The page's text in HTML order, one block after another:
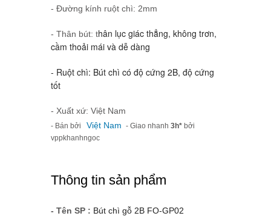
- Đường kính ruột chì: 2mm
- Thân bút: thân lục giác thẳng, không trơn,
cầm thoải mái và dễ dàng
- Ruột chì: Bút chì có độ cứng 2B, độ cứng
tốt
- Xuất xứ: Việt Nam
- Bán bởi Việt Nam - Giao nhanh 3h* bởi
vppkhanhngoc
Thông tin sản phẩm
- Tên SP : Bút chì gỗ 2B FO-GP02